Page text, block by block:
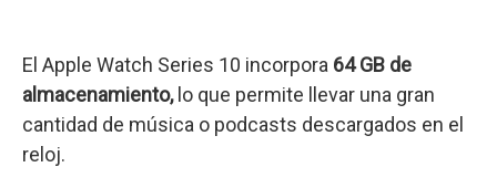
El Apple Watch Series 10 incorpora 64 GB de
almacenamiento,lo que permite llevar una gran
cantidad de música o podcasts descargados en el
reloj.